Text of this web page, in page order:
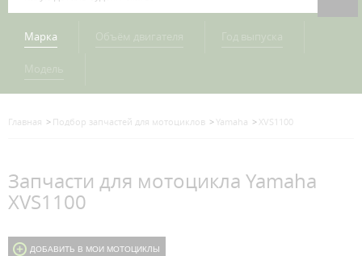
Марка
Главная Подбор запчастей для мотоциклов Yamaha XVS1100
Запчасти для мотоцикла Yamaha
XVS1100
ДОБАВИТЬ В МОИ МОТОЦИКЛЫ